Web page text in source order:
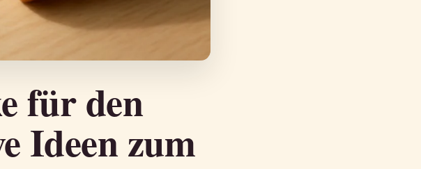
für den
Ideen zum